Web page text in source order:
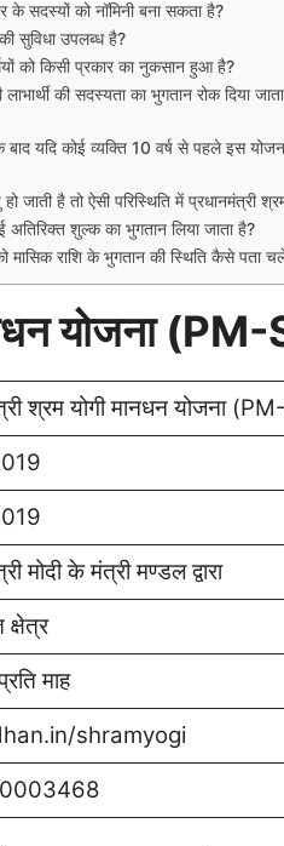
के सदस्यों को नॉमिनी बना सकता है?
सुविधा उपलब्ध है?
को किसी प्रकार का नुकसान हुआ है?
की सदस्यता का भुगतान रोक दिया
बाद यदि कोई व्यक्ति 10 वर्ष से पहले इस
है तो ऐसी परिस्थिति में प्रधानमंत्री
अतिरिक्त शुल्क का भुगतान लिया जाता है?
मासिक राशि के भुगतान की स्थिति कैसे पता
योजना
श्रम योगी मानधन योजना
मोदी के मंत्री मण्डल द्वारा
माह
shramyogi